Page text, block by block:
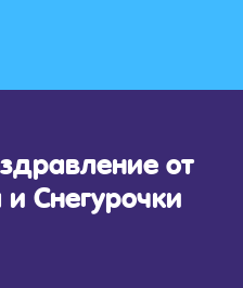
от
Снегурочки